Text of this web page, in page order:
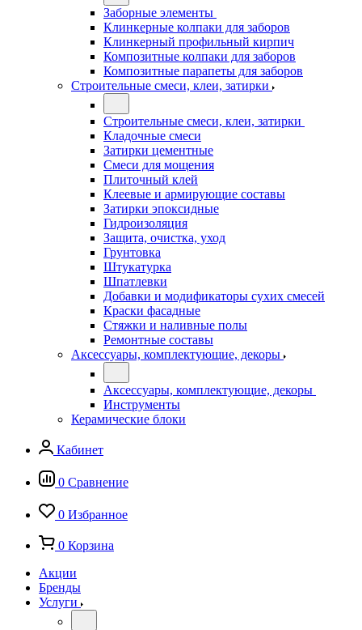
Заборные элементы
Клинкерные колпаки для заборов
Клинкерный профильный кирпич
Композитные колпаки для заборов
Композитные парапеты для заборов
Строительные смеси, клеи, затирки
Строительные смеси, клеи, затирки
Кладочные смеси
Затирки цементные
Смеси для мощения
Плиточный клей
Клеевые и армирующие составы
Затирки эпоксидные
Гидроизоляция
Защита, очистка, уход
Грунтовка
Штукатурка
Шпатлевки
Добавки и модификаторы сухих смесей
Краски фасадные
Стяжки и наливные полы
Ремонтные составы
Аксессуары, комплектующие, декоры
Аксессуары, комплектующие, декоры
Инструменты
Керамические блоки
Кабинет
0 Сравнение
0 Избранное
0 Корзина
Акции
Бренды
Услуги